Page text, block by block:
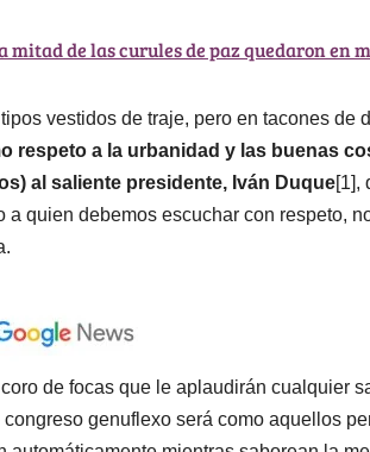
mitad de las curules de paz quedaron en
vestidos de traje, pero en tacones de
respeto a la urbanidad y las buenas
al saliente presidente, Iván Duque[1],
a quien debemos escuchar con respeto,
coro de focas que le aplaudirán cualquier
genuflexo será como aquellos